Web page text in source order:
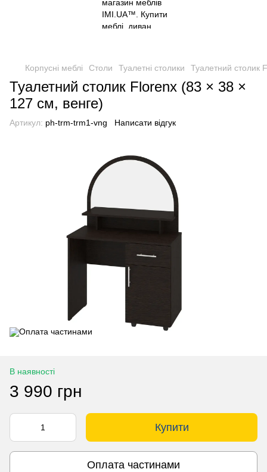
Корпусні меблі Столи Туалетні столики Туалетний столик
Туалетний столик Florenx (83 × 38 ×
127 см, венге)
Артикул: ph-trm-trm1-vng Написати відгук
В наявності
3 990 грн
Купити
Оплата частинами